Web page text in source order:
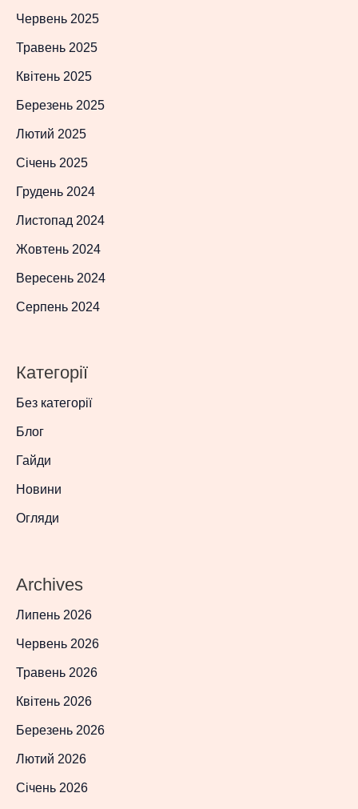
Червень 2025
Травень 2025
Квітень 2025
Березень 2025
Лютий 2025
Січень 2025
Грудень 2024
Листопад 2024
Жовтень 2024
Вересень 2024
Серпень 2024
Категорії
Без категорії
Блог
Гайди
Новини
Огляди
Archives
Липень 2026
Червень 2026
Травень 2026
Квітень 2026
Березень 2026
Лютий 2026
Січень 2026